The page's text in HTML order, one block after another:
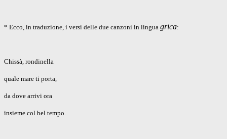
* Ecco, in traduzione, i versi delle due canzoni in lingua grica:
Chissà, rondinella
quale mare ti porta,
da dove arrivi ora
insieme col bel tempo.